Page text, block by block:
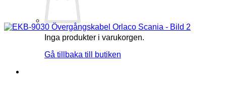
Inga produkter i varukorgen.
Gå tillbaka till butiken